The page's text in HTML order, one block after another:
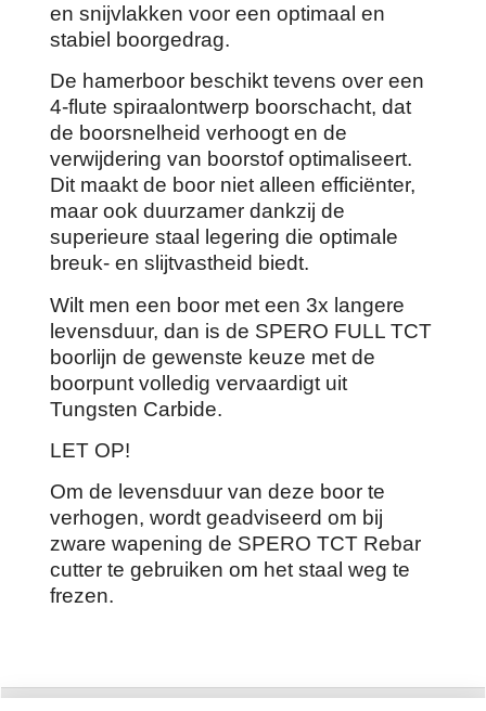
en snijvlakken voor een optimaal en
stabiel boorgedrag.
De hamerboor beschikt tevens over een
4-flute spiraalontwerp boorschacht, dat
de boorsnelheid verhoogt en de
verwijdering van boorstof optimaliseert.
Dit maakt de boor niet alleen efficiënter,
maar ook duurzamer dankzij de
superieure staal legering die optimale
breuk- en slijtvastheid biedt.
Wilt men een boor met een 3x langere
levensduur, dan is de SPERO FULL TCT
boorlijn de gewenste keuze met de
boorpunt volledig vervaardigt uit
Tungsten Carbide.
LET OP!
Om de levensduur van deze boor te
verhogen, wordt geadviseerd om bij
zware wapening de SPERO TCT Rebar
cutter te gebruiken om het staal weg te
frezen.